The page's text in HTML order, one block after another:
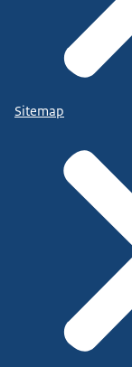
Sitemap